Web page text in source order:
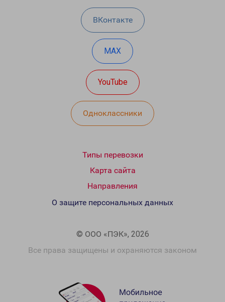
ВКонтакте
MAX
YouTube
Одноклассники
Типы перевозки
Карта сайта
Направления
© ООО «ПЭК», 2026
Все права защищены и охраняются законом
О защите персональных данных